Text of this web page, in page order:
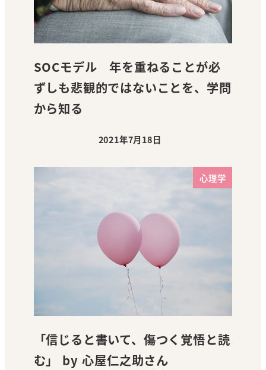
SOCモデル 年を重ねることが必
ずしも悲観的ではないことを、学問
から知る
投稿日
2021年7月18日
心理学
「信じると書いて、傷つく覚悟と読
む」 by 心屋仁之助さん